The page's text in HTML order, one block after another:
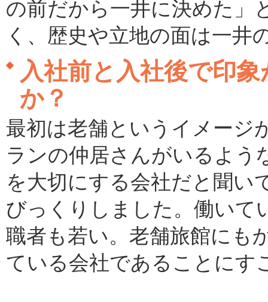
の前だから一井に決めた」
く、歴史や立地の面は一井
入社前と入社後で印
か？
最初は老舗というイメージ
ランの仲居さんがいるよう
を大切にする会社だと聞い
びっくりしました。働いて
職者も若い。老舗旅館にも
ている会社であることにす